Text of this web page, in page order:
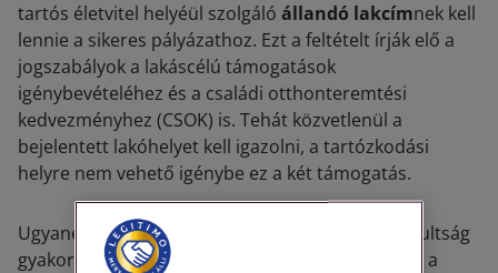
tartós életvitel helyéül szolgáló állandó lakcímnek kell
lennie a sikeres pályázathoz. Ezt a feltételt írják elő a
jogszabályok a lakáscélú támogatások
igénybevételéhez és a családi otthonteremtési
kedvezményhez (CSOK) is. Tehát közvetlenül a
bejelentett lakóhelyet kell igazolni, a tartózkodási
helyre nem vehető igénybe ez a két támogatás.
Ugyanez fordítva is előfordulhat, valamely jogosultság
gyakorlásának feltételeként jogszabály előírhatja a